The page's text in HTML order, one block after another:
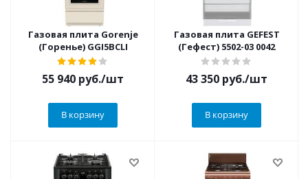
Газовая плита Gorenje
(Горенье) GGI5BCLI
55 940 руб./шт
В корзину
Газовая плита GEFEST
(Гефест) 5502-03 0042
43 350 руб./шт
В корзину